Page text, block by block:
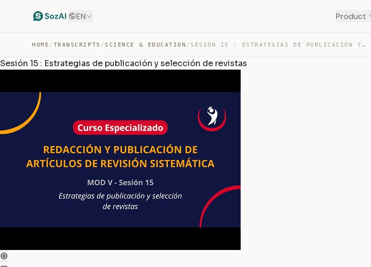
EN Product
HOME / TRANSCRIPTS /SCIENCE & EDUCATION / SESIÓN 15 : ESTRATEGIAS DE PUBLICACIÓN Y SELECCIÓN DE R… — TRANSCRIPT
Sesión 15 : Estrategias de publicación y selección de revistas